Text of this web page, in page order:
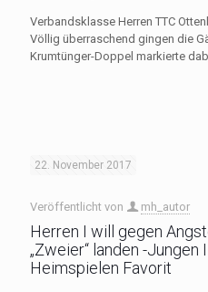
Verbandsklasse Herren TTC
Völlig überraschend gingen die
Krumtünger-Doppel markierte
22. November 2017
Veröffentlicht von mh_autor
Herren I will gegen
„Zweier“ landen -
Heimspielen Favorit